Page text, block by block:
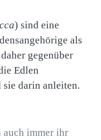
) sind eine
als
gegenüber
Edlen
sie darin anleiten.
auch immer ihr